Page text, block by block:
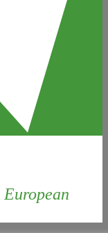
European